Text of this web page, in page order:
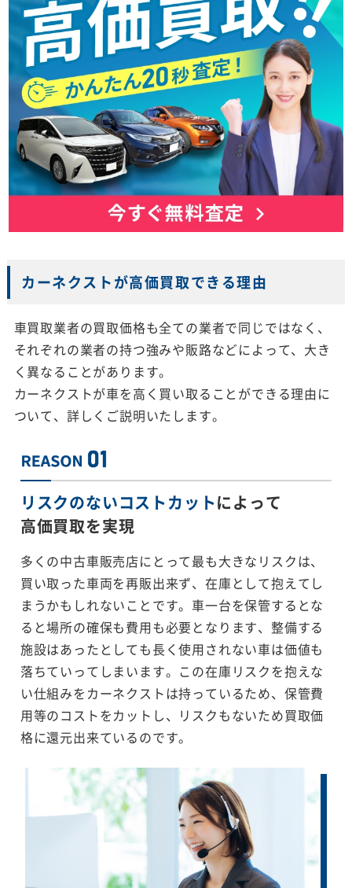
カーネクストが高価買取できる理由
車買取業者の買取価格も全ての業者で同じではなく、
それぞれの業者の持つ強みや販路などによって、大き
く異なることがあります。
カーネクストが車を高く買い取ることができる理由に
ついて、詳しくご説明いたします。
リスクのないコストカットによって
高価買取を実現
多くの中古車販売店にとって最も大きなリスクは、
買い取った車両を再販出来ず、在庫として抱えてし
まうかもしれないことです。車一台を保管するとな
ると場所の確保も費用も必要となります、整備する
施設はあったとしても長く使用されない車は価値も
落ちていってしまいます。この在庫リスクを抱えな
い仕組みをカーネクストは持っているため、保管費
用等のコストをカットし、リスクもないため買取価
格に還元出来ているのです。